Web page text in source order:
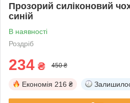
Прозорий силіконовий
синій
В наявності
Роздріб
234 ₴ 450 ₴
Економія 216 ₴